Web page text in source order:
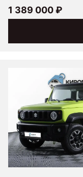
1 389 000 ₽